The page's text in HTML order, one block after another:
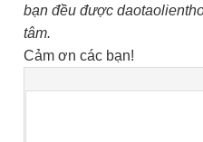
bạn đều được
tâm.
Cảm ơn các bạn!